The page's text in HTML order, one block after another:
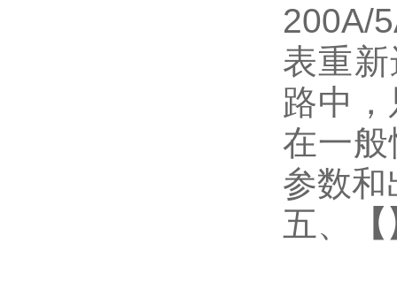
200A/
表重
路中，
在一
参数和
五、
【